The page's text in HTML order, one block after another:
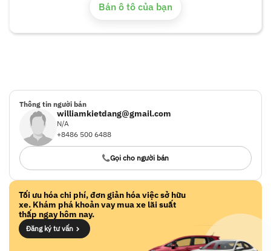
Bán ô tô của bạn
Thông tin người bán
williamkietdang@gmail.com
N/A
+8486 500 6488
Gọi cho người bán
Tối ưu hóa chi phí, đơn giản hóa việc sở hữu
xe. Khám phá khoản vay mua xe lãi suất
thấp ngay hôm nay.
Đăng ký tư vấn